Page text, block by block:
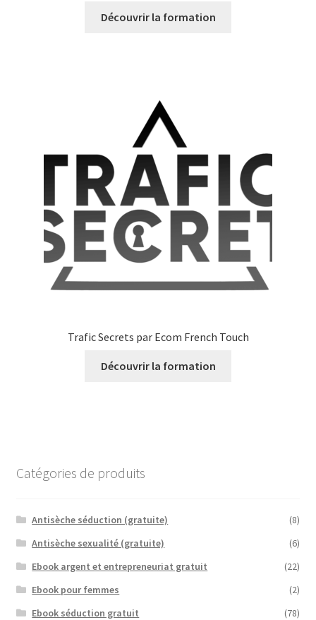
Découvrir la formation
Trafic Secrets par Ecom French Touch
Découvrir la formation
Catégories de produits
Antisèche séduction (gratuite)
(8)
Antisèche sexualité (gratuite)
(6)
Ebook argent et entrepreneuriat gratuit
(22)
Ebook pour femmes
(2)
Ebook séduction gratuit
(78)